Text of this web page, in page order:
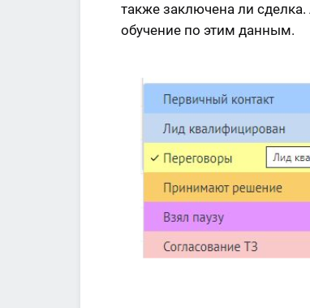
также заключена ли
обучение по этим данным.